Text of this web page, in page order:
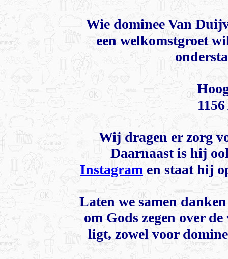
Wie dominee Van
een welkomstgroet
Wij dragen er zorg
Daarnaast is hij
Instagram en staat hij
Laten we samen
om Gods zegen over
ligt, zowel voor